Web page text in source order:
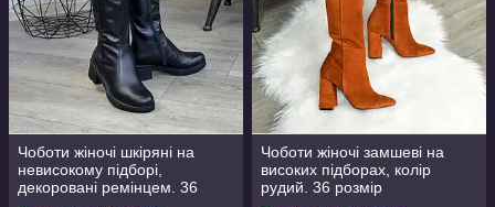
Чоботи жіночі шкіряні на
невисокому підборі,
декоровані ремінцем. 36
Чоботи жіночі замшеві на
високих підборах, колір
рудий. 36 розмір